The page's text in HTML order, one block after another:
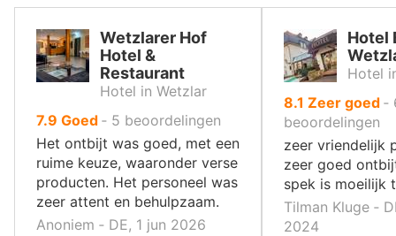
Wetzlarer Hof
Hotel &
Restaurant
Hotel in Wetzlar
7.9 uit
10
,
Goed ‐ 5 beoordelingen
Het ontbijt was goed, met een
ruime keuze, waaronder verse
producten. Het personeel was
zeer attent en behulpzaam.
Anoniem ‐ DE, 1 jun 2026
Hotel
Hotel
8.1 uit
10
,
Zeer goed ‐
beoordelingen
zeer vriendelijk
zeer goed
spek is moeilijk
Tilman Kluge ‐
2024